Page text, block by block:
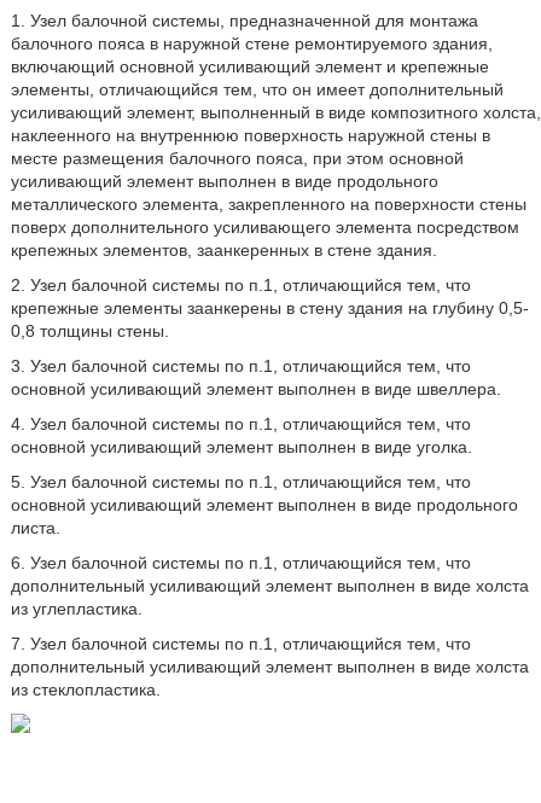
1. Узел балочной системы, предназначенной для монтажа
балочного пояса в наружной стене ремонтируемого здания,
включающий основной усиливающий элемент и крепежные
элементы, отличающийся тем, что он имеет дополнительный
усиливающий элемент, выполненный в виде композитного холста,
наклеенного на внутреннюю поверхность наружной стены в
месте размещения балочного пояса, при этом основной
усиливающий элемент выполнен в виде продольного
металлического элемента, закрепленного на поверхности стены
поверх дополнительного усиливающего элемента посредством
крепежных элементов, заанкеренных в стене здания.
2. Узел балочной системы по п.1, отличающийся тем, что
крепежные элементы заанкерены в стену здания на глубину 0,5-
0,8 толщины стены.
3. Узел балочной системы по п.1, отличающийся тем, что
основной усиливающий элемент выполнен в виде швеллера.
4. Узел балочной системы по п.1, отличающийся тем, что
основной усиливающий элемент выполнен в виде уголка.
5. Узел балочной системы по п.1, отличающийся тем, что
основной усиливающий элемент выполнен в виде продольного
листа.
6. Узел балочной системы по п.1, отличающийся тем, что
дополнительный усиливающий элемент выполнен в виде холста
из углепластика.
7. Узел балочной системы по п.1, отличающийся тем, что
дополнительный усиливающий элемент выполнен в виде холста
из стеклопластика.